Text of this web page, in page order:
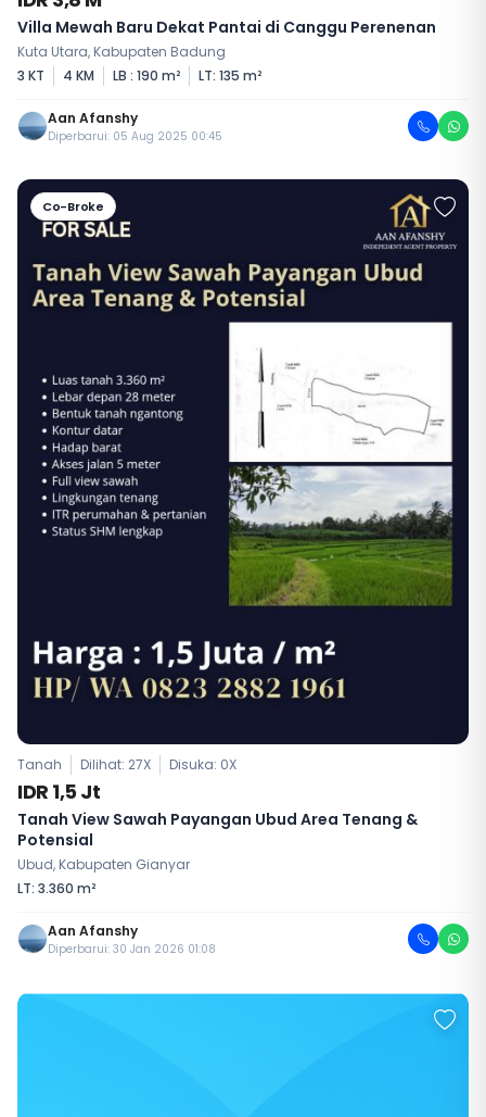
Villa Mewah Baru Dekat Pantai di Canggu Perenenan
Kuta Utara, Kabupaten Badung
3 KT
4 KM LB : 190 m² LT: 135 m²
Aan Afanshy
Diperbarui: 05 Aug 2025 00:45
Co-Broke
Tanah Dilihat: 27X Disuka: 0X
IDR 1,5 Jt
Tanah View Sawah Payangan Ubud Area Tenang &
Potensial
Ubud, Kabupaten Gianyar
LT: 3.360 m²
Aan Afanshy
Diperbarui: 30 Jan 2026 01:08